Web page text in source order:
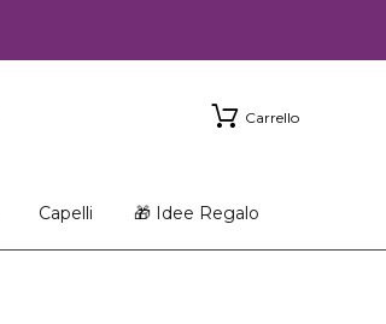
Carrello
Capelli 🎁 Idee Regalo